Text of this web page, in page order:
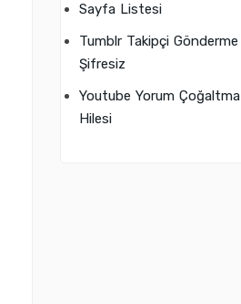
Sayfa Listesi
Tumblr Takipçi Gönderme
Şifresiz
Youtube Yorum Çoğaltma
Hilesi